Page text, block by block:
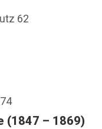
62
(1847 – 1869)